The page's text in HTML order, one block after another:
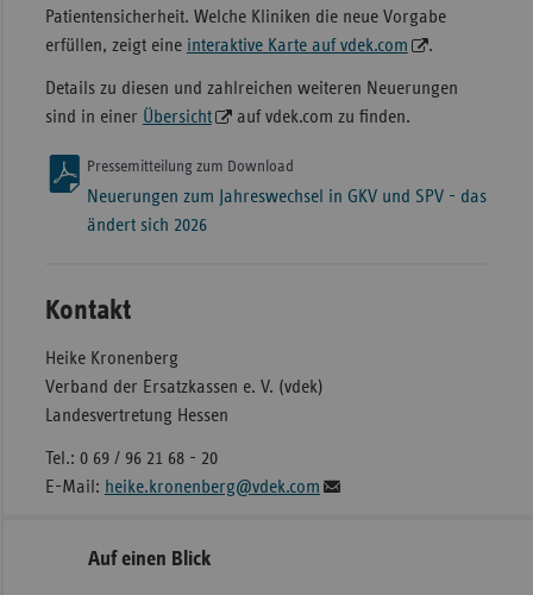
Patientensicherheit. Welche Kliniken die neue Vorgabe
erfüllen, zeigt eine interaktive Karte auf vdek.com .
Details zu diesen und zahlreichen weiteren Neuerungen
sind in einer Übersicht auf vdek.com zu finden.
Pressemitteilung zum Download
Neuerungen zum Jahreswechsel in GKV und SPV - das
ändert sich 2026
Kontakt
Heike Kronenberg
Verband der Ersatzkassen e. V. (vdek)
Landesvertretung Hessen
Tel.: 0 69 / 96 21 68 - 20
E-Mail: heike.kronenberg@vdek.com
Seitennavigation
SeitenleisteAuf einen Blick